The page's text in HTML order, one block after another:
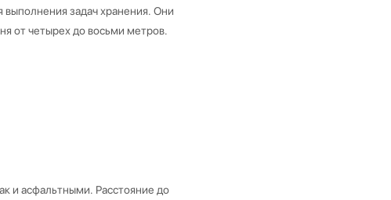
задач хранения. Они
от четырех до восьми метров.
и асфальтными. Расстояние до